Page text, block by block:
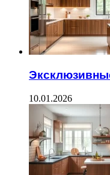
10.01.2026